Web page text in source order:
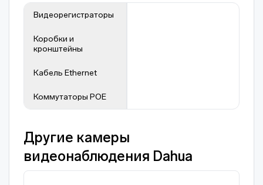
Видеорегистраторы
Коробки и
кронштейны
Кабель Ethernet
Коммутаторы POE
Другие камеры
видеонаблюдения Dahua